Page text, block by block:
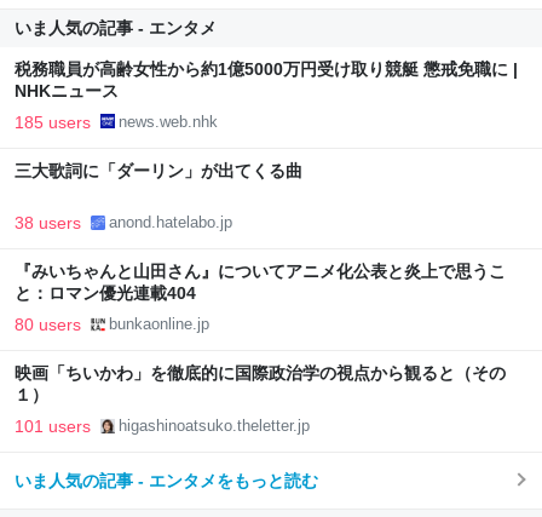
いま人気の記事 - エンタメ
税務職員が高齢女性から約1億5000万円受け取り競艇 懲戒免職に |
NHKニュース
185 users news.web.nhk
三大歌詞に「ダーリン」が出てくる曲
38 users anond.hatelabo.jp
『みいちゃんと山田さん』についてアニメ化公表と炎上で思うこ
と：ロマン優光連載404
80 users bunkaonline.jp
映画「ちいかわ」を徹底的に国際政治学の視点から観ると（その
１）
101 users higashinoatsuko.theletter.jp
いま人気の記事 - エンタメをもっと読む